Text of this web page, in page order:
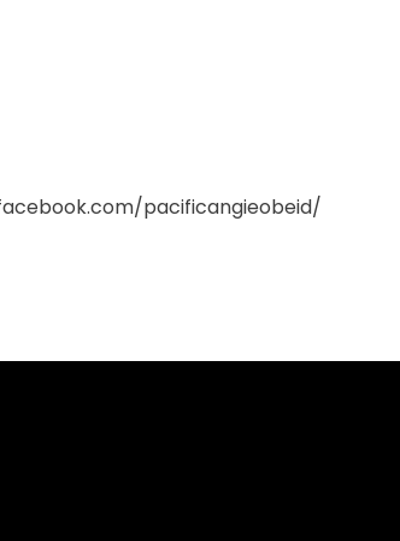
pacificangieobeid/